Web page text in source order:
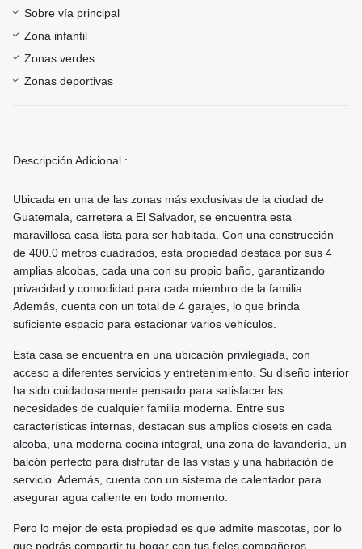
Sobre vía principal
Zona infantil
Zonas verdes
Zonas deportivas
Descripción Adicional :
Ubicada en una de las zonas más exclusivas de la ciudad de
Guatemala, carretera a El Salvador, se encuentra esta
maravillosa casa lista para ser habitada. Con una construcción
de 400.0 metros cuadrados, esta propiedad destaca por sus 4
amplias alcobas, cada una con su propio baño, garantizando
privacidad y comodidad para cada miembro de la familia.
Además, cuenta con un total de 4 garajes, lo que brinda
suficiente espacio para estacionar varios vehículos.
Esta casa se encuentra en una ubicación privilegiada, con
acceso a diferentes servicios y entretenimiento. Su diseño interior
ha sido cuidadosamente pensado para satisfacer las
necesidades de cualquier familia moderna. Entre sus
características internas, destacan sus amplios closets en cada
alcoba, una moderna cocina integral, una zona de lavandería, un
balcón perfecto para disfrutar de las vistas y una habitación de
servicio. Además, cuenta con un sistema de calentador para
asegurar agua caliente en todo momento.
Pero lo mejor de esta propiedad es que admite mascotas, por lo
que podrás compartir tu hogar con tus fieles compañeros